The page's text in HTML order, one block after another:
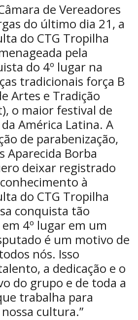
de Vereadores
do último dia 21, a
do CTG Tropilha
pela
do 4º lugar na
tradicionais força B
Artes e Tradição
o maior festival de
América Latina. A
de parabenização,
Aparecida Borba
deixar registrado
à
do CTG Tropilha
conquista tão
4º lugar em um
é um motivo de
nós. Isso
a dedicação e o
do grupo e de toda a
trabalha para
cultura.”